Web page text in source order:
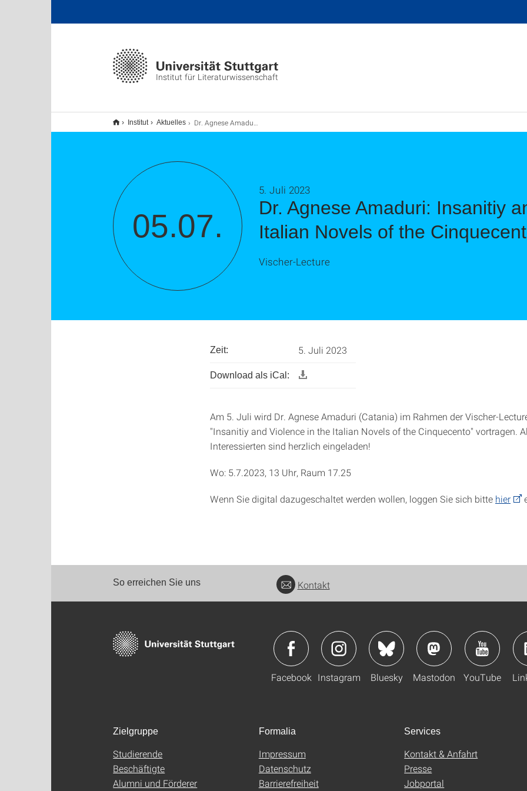
Institut für Literaturwissenschaft
Institut Aktuelles Dr. Agnese Amaduri: Insanitiy and Violence in the Italian Novels of the Cinquecento
05.07.
Dr. Agnese Amaduri: Insanitiy
Italian Novels of the
5. Juli 2023
Vischer-Lecture
Zeit: 5. Juli 2023
Download als iCal:
Am 5. Juli wird Dr. Agnese Amaduri (Catania) im Rahmen der Vischer-
"Insanitiy and Violence in the Italian Novels of the Cinquecento" vortragen.
Interessierten sind herzlich eingeladen!
Wo: 5.7.2023, 13 Uhr, Raum 17.25
Wenn Sie digital dazugeschaltet werden wollen, loggen Sie sich bitte hier
So erreichen Sie uns Kontakt
Facebook Instagram Bluesky Mastodon YouTube
Zielgruppe
Studierende
Beschäftigte
Alumni und Förderer
Formalia
Impressum
Datenschutz
Barrierefreiheit
Services
Kontakt & Anfahrt
Presse
Jobportal